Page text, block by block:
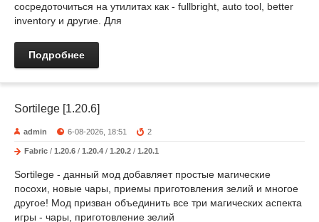
сосредоточиться на утилитах как - fullbright, auto tool, better
inventory и другие. Для
Подробнее
Sortilege [1.20.6]
admin 6-08-2026, 18:51 2
Fabric / 1.20.6 / 1.20.4 / 1.20.2 / 1.20.1
Sortilege - данный мод добавляет простые магические
посохи, новые чары, приемы приготовления зелий и многое
другое! Мод призван объединить все три магических аспекта
игры - чары, приготовление зелий